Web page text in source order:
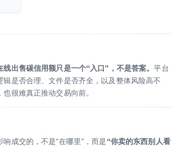
线出售碳信用额只是一个“入口”，不是答案。平台
是否合理、文件是否齐全，以及整体风险高不
很难真正推动交易向前。
成交的，不是“在哪里”，而是“你卖的东西别人看